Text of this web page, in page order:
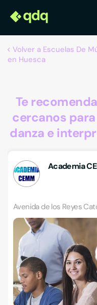
Volver a Escuelas De
en Huesca
Te
cercanos
danza e
Academia
Avenida de los Reyes